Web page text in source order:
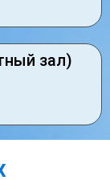
зал)